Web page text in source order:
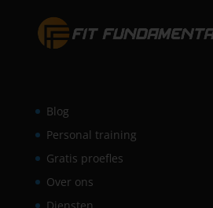
Blog
Personal training
Gratis proefles
Over ons